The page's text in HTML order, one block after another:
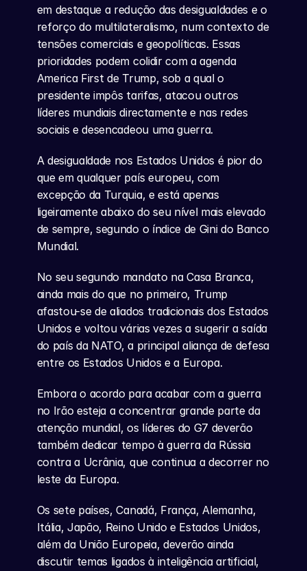
em destaque a redução das desigualdades e o
reforço do multilateralismo, num contexto de
tensões comerciais e geopolíticas. Essas
prioridades podem colidir com a agenda
America First de Trump, sob a qual o
presidente impôs tarifas, atacou outros
líderes mundiais directamente e nas redes
sociais e desencadeou uma guerra.
A desigualdade nos Estados Unidos é pior do
que em qualquer país europeu, com
excepção da Turquia, e está apenas
ligeiramente abaixo do seu nível mais elevado
de sempre, segundo o índice de Gini do Banco
Mundial.
No seu segundo mandato na Casa Branca,
ainda mais do que no primeiro, Trump
afastou-se de aliados tradicionais dos Estados
Unidos e voltou várias vezes a sugerir a saída
do país da NATO, a principal aliança de defesa
entre os Estados Unidos e a Europa.
Embora o acordo para acabar com a guerra
no Irão esteja a concentrar grande parte da
atenção mundial, os líderes do G7 deverão
também dedicar tempo à guerra da Rússia
contra a Ucrânia, que continua a decorrer no
leste da Europa.
Os sete países, Canadá, França, Alemanha,
Itália, Japão, Reino Unido e Estados Unidos,
além da União Europeia, deverão ainda
discutir temas ligados à inteligência artificial,